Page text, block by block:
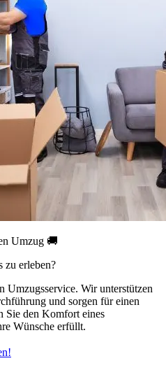
Umzug 🚚
zu erleben?
Umzugsservice. Wir unterstützen
und sorgen für einen
Sie den Komfort eines
Wünsche erfüllt.